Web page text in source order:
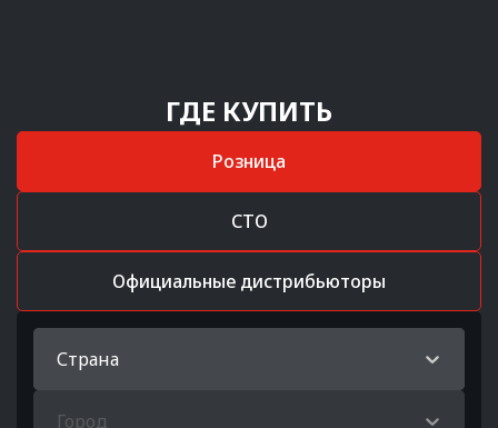
ГДЕ КУПИТЬ
Розница
СТО
Официальные дистрибьюторы
Страна
Город